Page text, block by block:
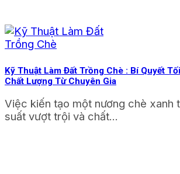
Kỹ Thuật Làm Đất Trồng Chè : Bí Quyết
Chất Lượng Từ Chuyên Gia
Việc kiến tạo một nương chè xanh
suất vượt trội và chất...